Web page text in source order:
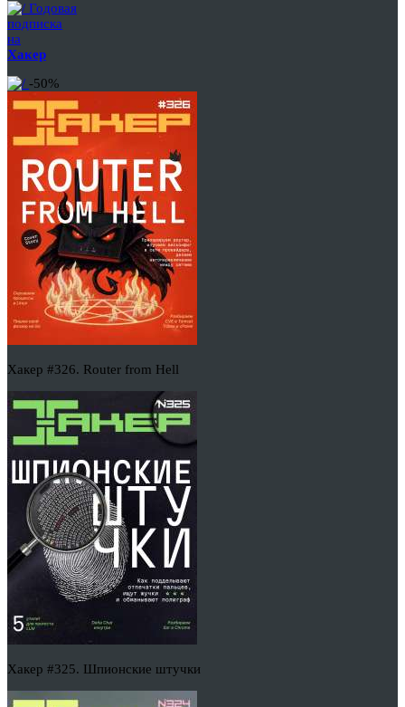
Годовая
подписка
на
Хакер
-50%
Хакер #326. Router from Hell
Хакер #325. Шпионские штучки